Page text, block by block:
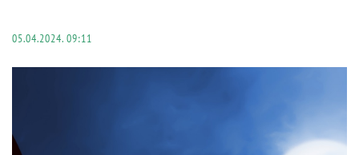
05.04.2024. 09:11